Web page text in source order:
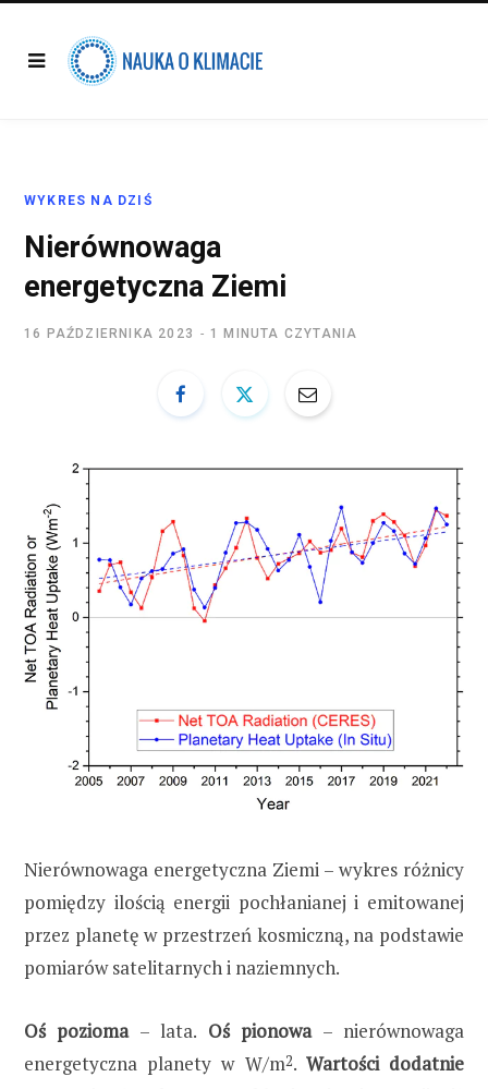
WYKRES NA DZIŚ
Nierównowaga
energetyczna Ziemi
16 PAŹDZIERNIKA 2023 1 MINUTA CZYTANIA
Nierównowaga energetyczna Ziemi – wykres różnicy
pomiędzy ilością energii pochłanianej i emitowanej
przez planetę w przestrzeń kosmiczną, na podstawie
pomiarów satelitarnych i naziemnych.
Oś pozioma– lata. Oś pionowa– nierównowaga
energetyczna planety w W/m2. Wartości dodatnie